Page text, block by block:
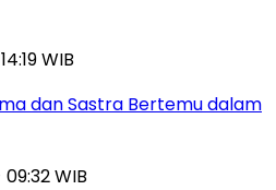
WIB
dan Sastra Bertemu dalam
WIB